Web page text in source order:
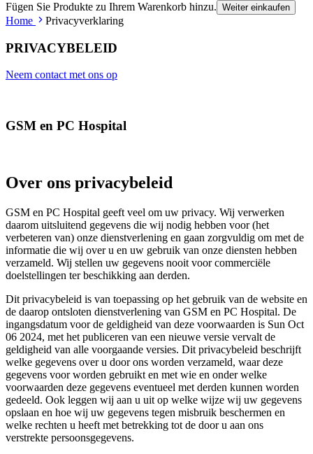
Fügen Sie Produkte zu Ihrem Warenkorb hinzu. Weiter einkaufen
Home Privacyverklaring
PRIVACYBELEID
Neem contact met ons op
GSM en PC Hospital
Over ons privacybeleid
GSM en PC Hospital geeft veel om uw privacy. Wij verwerken
daarom uitsluitend gegevens die wij nodig hebben voor (het
verbeteren van) onze dienstverlening en gaan zorgvuldig om met de
informatie die wij over u en uw gebruik van onze diensten hebben
verzameld. Wij stellen uw gegevens nooit voor commerciële
doelstellingen ter beschikking aan derden.
Dit privacybeleid is van toepassing op het gebruik van de website en
de daarop ontsloten dienstverlening van GSM en PC Hospital. De
ingangsdatum voor de geldigheid van deze voorwaarden is Sun Oct
06 2024, met het publiceren van een nieuwe versie vervalt de
geldigheid van alle voorgaande versies. Dit privacybeleid beschrijft
welke gegevens over u door ons worden verzameld, waar deze
gegevens voor worden gebruikt en met wie en onder welke
voorwaarden deze gegevens eventueel met derden kunnen worden
gedeeld. Ook leggen wij aan u uit op welke wijze wij uw gegevens
opslaan en hoe wij uw gegevens tegen misbruik beschermen en
welke rechten u heeft met betrekking tot de door u aan ons
verstrekte persoonsgegevens.